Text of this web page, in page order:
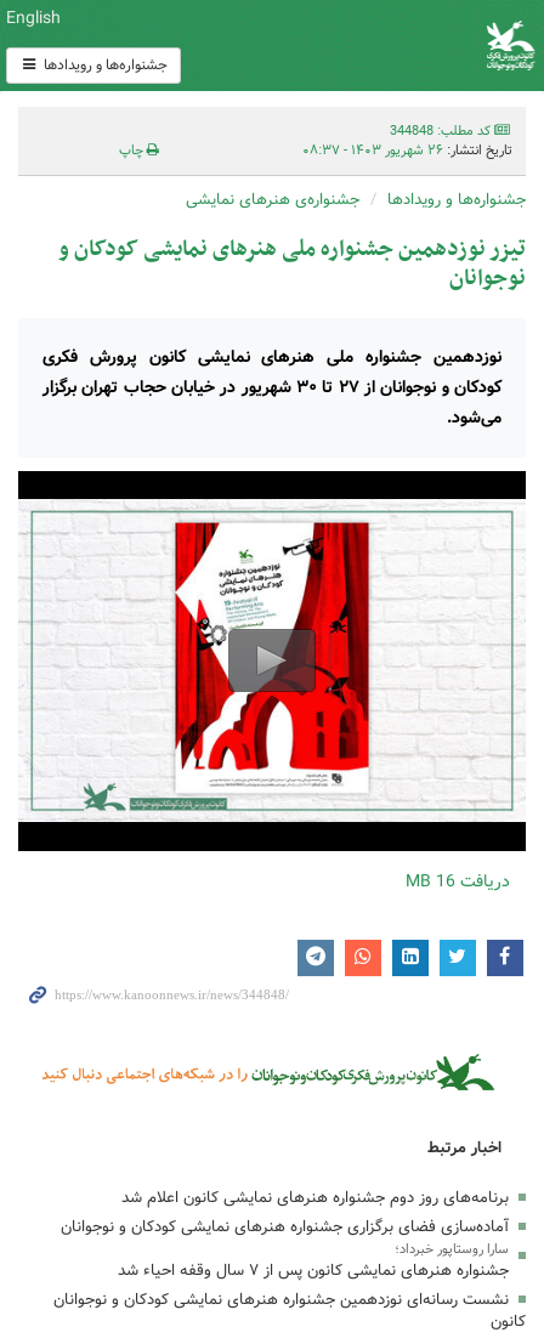
English
جشنواره‌ها و رویدادها
کد مطلب: 344848
تاریخ انتشار: ۲۶ شهریور ۱۴۰۳ - ۰۸:۳۷ چاپ
جشنواره‌ها و رویدادها جشنواره‌ی هنرهای نمایشی
تیزر نوزدهمین جشنواره ملی هنرهای نمایشی کودکان و
نوجوانان
نوزدهمین جشنواره ملی هنرهای نمایشی کانون پرورش فکری
کودکان و نوجوانان از ۲۷ تا ۳۰ شهریور در خیابان حجاب تهران برگزار
می‌شود.
دریافت16 MB
اخبار مرتبط
برنامه‌های روز دوم جشنواره هنرهای نمایشی کانون اعلام شد
آماده‌سازی فضای برگزاری جشنواره هنرهای نمایشی کودکان و نوجوانان
سارا روستاپور خبرداد؛
جشنواره هنرهای نمایشی کانون پس از ۷ سال وقفه احیاء شد
نشست رسانه‌ای نوزدهمین جشنواره هنرهای نمایشی کودکان و نوجوانان
کانون